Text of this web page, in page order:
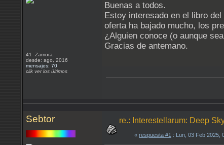
41 Zamora
desde: ago, 2016
mensajes: 70
clik ver los últimos
Buenas a todos.
Estoy interesado en el libro
oferta ha bajado mucho, los
¿Alguien conoce (o aunque
Gracias de antemano.
Sebtor re.: Interestellarum: Deep
« respuesta #1 : Lun, 03 Feb 2025,